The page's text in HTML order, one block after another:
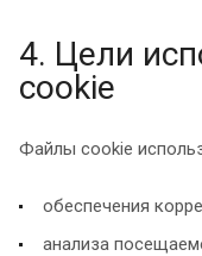
4. Цели
cookie
Файлы cookie
обеспечения
анализа